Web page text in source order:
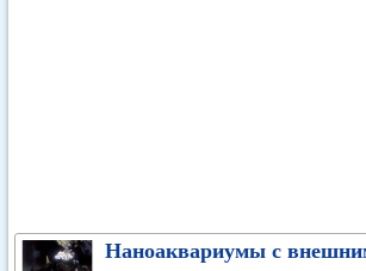
Наноаквариумы с